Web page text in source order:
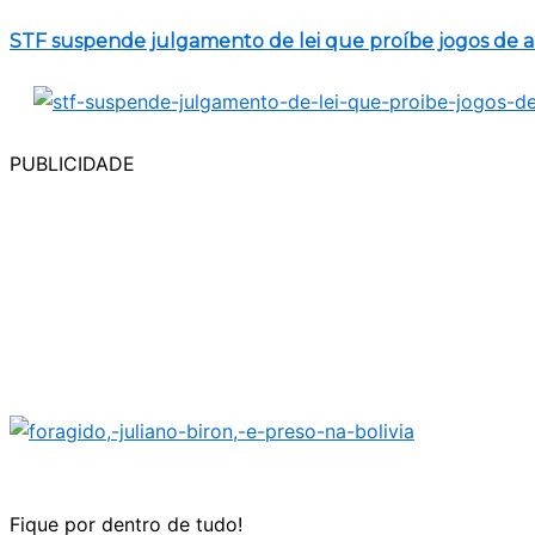
STF suspende julgamento de lei que proíbe jogos de
PUBLICIDADE
Fique por dentro de tudo!